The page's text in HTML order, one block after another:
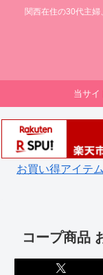
関西在住の30代主
当サイ
お買い得アイテ
コープ商品